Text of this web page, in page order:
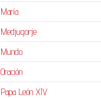
María
Medjugorje
Mundo
Oración
Papa León XIV